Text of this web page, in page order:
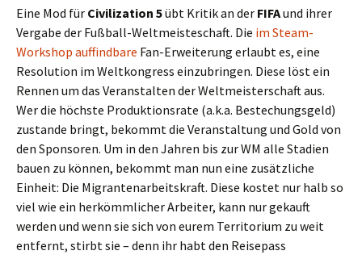
Eine Mod für Civilization 5übt Kritik an der FIFAund ihrer
Vergabe der Fußball-Weltmeisteschaft. Die im Steam-
Workshop auffindbare Fan-Erweiterung erlaubt es, eine
Resolution im Weltkongress einzubringen. Diese löst ein
Rennen um das Veranstalten der Weltmeisterschaft aus.
Wer die höchste Produktionsrate (a.k.a. Bestechungsgeld)
zustande bringt, bekommt die Veranstaltung und Gold von
den Sponsoren. Um in den Jahren bis zur WM alle Stadien
bauen zu können, bekommt man nun eine zusätzliche
Einheit: Die Migrantenarbeitskraft. Diese kostet nur halb so
viel wie ein herkömmlicher Arbeiter, kann nur gekauft
werden und wenn sie sich von eurem Territorium zu weit
entfernt, stirbt sie – denn ihr habt den Reisepass